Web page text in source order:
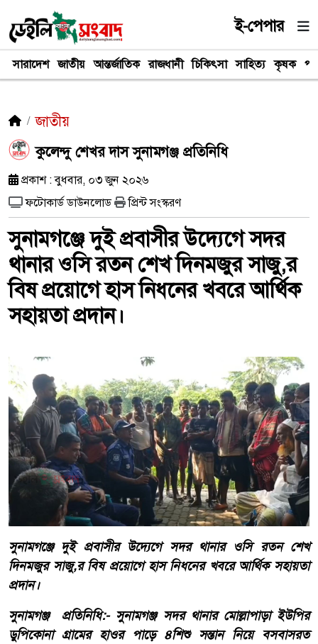
ই-পেপার
সারাদেশ জাতীয় আন্তর্জাতিক রাজধানী চিকিৎসা সাহিত্য কৃষক
জাতীয়
কুলেন্দু শেখর দাস সুনামগঞ্জ প্রতিনিধি
প্রকাশ : বুধবার, ০৩ জুন ২০২৬
ফটোকার্ড ডাউনলোড
প্রিন্ট সংস্করণ
সুনামগঞ্জে দুই প্রবাসীর উদ্যেগে সদর
থানার ‎ওসি রতন শেখ দিনমজুর সাজু,র
বিষ প্রয়োগে হাস নিধনের খবরে আর্থিক
সহায়তা প্রদান।
সুনামগঞ্জে দুই প্রবাসীর উদ্যেগে সদর থানার ‎ওসি রতন শেখ
দিনমজুর সাজু,র বিষ প্রয়োগে হাস নিধনের খবরে আর্থিক সহায়তা
প্রদান।
‎সুনামগঞ্জ প্রতিনিধি:- ‎সুনামগঞ্জ সদর থানার মোল্লাপাড়া ইউপির
ডুপিকোনা গ্রামের হাওর পাড়ে ৪শিশু সন্তান নিয়ে বসবাসরত